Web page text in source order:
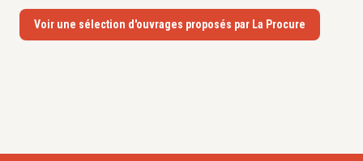
Voir une sélection d'ouvrages proposés par La Procure